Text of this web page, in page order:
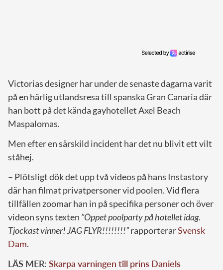
Victorias designer har under de senaste dagarna varit
på en härlig utlandsresa till spanska Gran Canaria där
han bott på det kända gayhotellet Axel Beach
Maspalomas.
Men efter en särskild incident har det nu blivit ett vilt
ståhej.
– Plötsligt dök det upp två videos på hans Instastory
där han filmat privatpersoner vid poolen. Vid flera
tillfällen zoomar han in på specifika personer och över
videon syns texten ”Öppet poolparty på hotellet idag.
Tjockast vinner! JAG FLYR!!!!!!!!”rapporterarSvensk
Dam.
LÄS MER: Skarpa varningen till prins Daniels